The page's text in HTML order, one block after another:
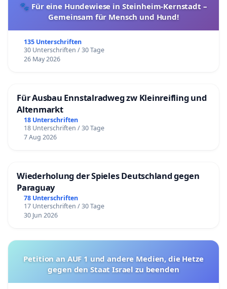
🐾 Für eine Hundewiese in Steinheim-Kernstadt –
Gemeinsam für Mensch und Hund!
135 Unterschriften
30 Unterschriften / 30 Tage
26 May 2026
Für Ausbau Ennstalradweg zw Kleinreifling und
Altenmarkt
18 Unterschriften
18 Unterschriften / 30 Tage
7 Aug 2026
Wiederholung der Spieles Deutschland gegen
Paraguay
78 Unterschriften
17 Unterschriften / 30 Tage
30 Jun 2026
Petition an AUF 1 und andere Medien, die Hetze
gegen den Staat Israel zu beenden